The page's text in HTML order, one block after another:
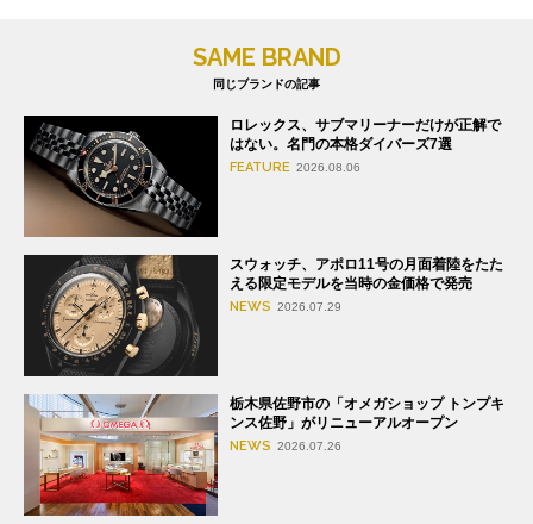
SAME BRAND
同じブランドの記事
ロレックス、サブマリーナーだけが正解で
はない。名門の本格ダイバーズ7選
FEATURE 2026.08.06
スウォッチ、アポロ11号の月面着陸をたた
える限定モデルを当時の金価格で発売
NEWS 2026.07.29
栃木県佐野市の「オメガショップ トンプキ
ンス佐野」がリニューアルオープン
NEWS 2026.07.26